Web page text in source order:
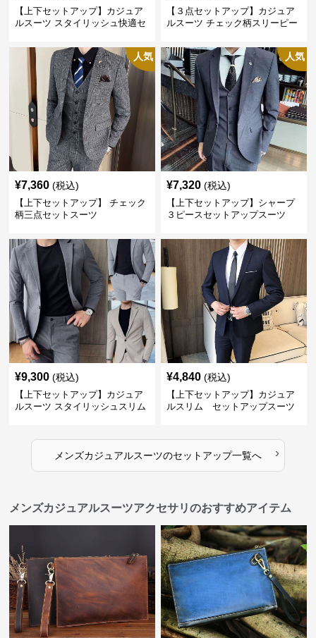
【上下セットアップ】カジュア
ルスーツ スタイリッシュ快適セ
【３点セットアップ】カジュア
ルスーツ チェック柄スリーピー
人気
¥7,360 (税込)
【上下セットアップ】 チェック
柄三点セットスーツ
人気
¥7,320 (税込)
【上下セットアップ】シャープ
３ピースセットアップスーツ
¥9,300 (税込)
【上下セットアップ】カジュア
ルスーツ スタイリッシュスリム
¥4,840 (税込)
【上下セットアップ】カジュア
ルスリム セットアップスーツ
メンズカジュアルスーツのセットアップ一覧へ ›
メンズカジュアルスーツアクセサリのおすすめアイテム